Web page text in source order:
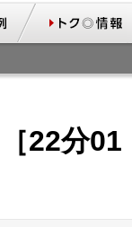
22分01